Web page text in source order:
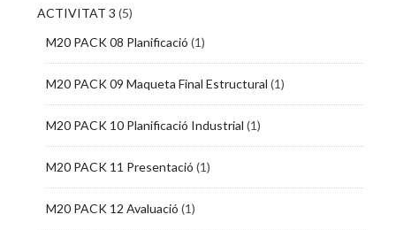
ACTIVITAT 3 (5)
M20 PACK 08 Planificació (1)
M20 PACK 09 Maqueta Final Estructural (1)
M20 PACK 10 Planificació Industrial (1)
M20 PACK 11 Presentació (1)
M20 PACK 12 Avaluació (1)